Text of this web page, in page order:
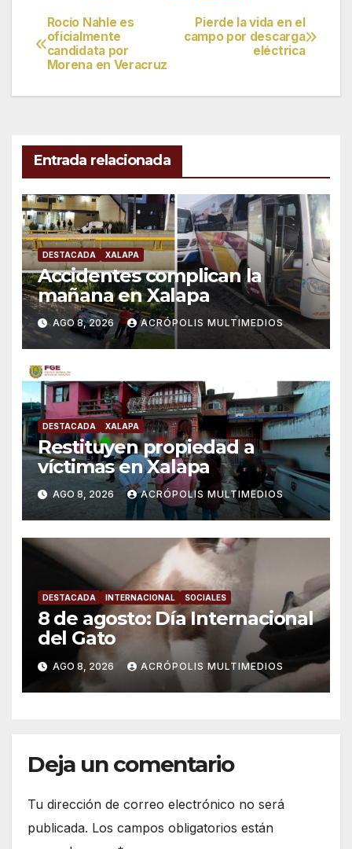
Navegación
de
entradas
Pierde la vida en el
campo por descarga
eléctrica
Rocío Nahle es
oficialmente
candidata por
Morena en Veracruz
Entrada relacionada
DESTACADA XALAPA
Accidentes complican la
mañana en Xalapa
AGO 8, 2026 ACRÓPOLIS MULTIMEDIOS
DESTACADA XALAPA
Restituyen propiedad a
víctimas en Xalapa
AGO 8, 2026 ACRÓPOLIS MULTIMEDIOS
DESTACADA INTERNACIONAL SOCIALES
8 de agosto: Día Internacional
del Gato
AGO 8, 2026 ACRÓPOLIS MULTIMEDIOS
Deja un comentario
Tu dirección de correo electrónico no será
publicada. Los campos obligatorios están